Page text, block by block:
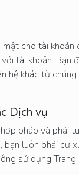
cho tài
tài khoản.
khác từ
Dịch vụ
pháp và
luôn phải
sử dụng